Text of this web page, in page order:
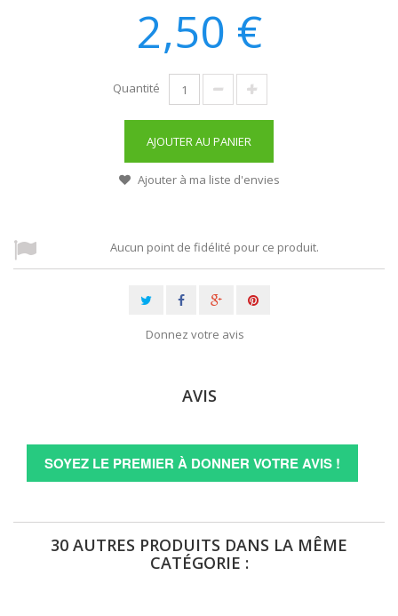
2,50 €
Quantité
AJOUTER AU PANIER
Ajouter à ma liste d'envies
Aucun point de fidélité pour ce produit.
Donnez votre avis
AVIS
SOYEZ LE PREMIER À DONNER VOTRE AVIS !
30 AUTRES PRODUITS DANS LA MÊME
CATÉGORIE :